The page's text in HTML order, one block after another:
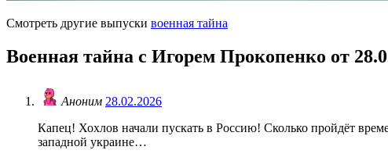
Смотреть другие выпуски военная тайна
Военная тайна с Игорем Прокопенко от
Аноним 28.02.2026
Капец! Хохлов начали пускать в Россию! Сколько пройдёт
западной украине…